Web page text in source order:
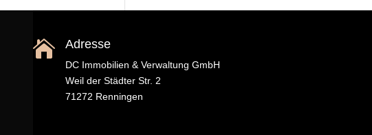
 Adresse
DC Immobilien & Verwaltung GmbH
Weil der Städter Str. 2
71272 Renningen